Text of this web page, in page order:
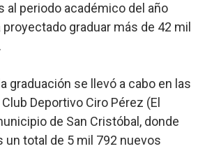
al periodo académico del año
graduar más de 42 mil
graduación se llevó a cabo en las
Deportivo Ciro Pérez (El
de San Cristóbal, donde
total de 5 mil 792 nuevos